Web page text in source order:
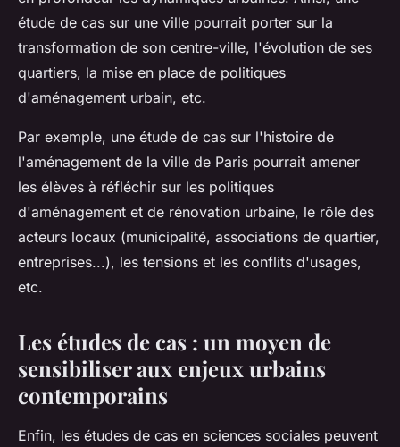
étude de cas sur une ville pourrait porter sur la
transformation de son centre-ville, l'évolution de ses
quartiers, la mise en place de politiques
d'aménagement urbain, etc.
Par exemple, une étude de cas sur l'histoire de
l'aménagement de la ville de Paris pourrait amener
les élèves à réfléchir sur les politiques
d'aménagement et de rénovation urbaine, le rôle des
acteurs locaux (municipalité, associations de quartier,
entreprises...), les tensions et les conflits d'usages,
etc.
Les études de cas : un moyen de
sensibiliser aux enjeux urbains
contemporains
Enfin, les études de cas en sciences sociales peuvent